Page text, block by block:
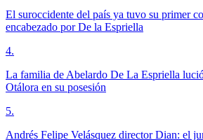
El suroccidente del país ya tuvo su primer
encabezado por De la Espriella
4.
La familia de Abelardo De La Espriella
Otálora en su posesión
5.
Andrés Felipe Velásquez director Dian: el